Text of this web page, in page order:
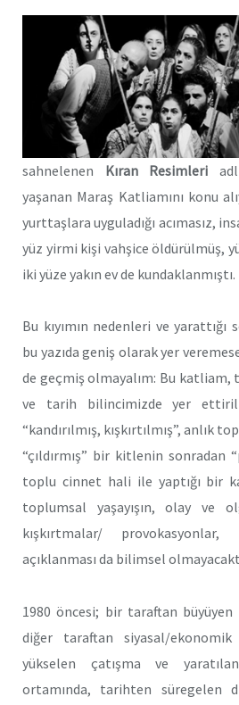
sahnelenen Kıran Resimleri
yaşanan Maraş Katliamını konu
yurttaşlara uyguladığı acımasız,
yüz yirmi kişi vahşice öldürülmüş,
iki yüze yakın ev de kundaklanmıştı.
Bu kıyımın nedenleri ve
bu yazıda geniş olarak yer
de geçmiş olmayalım: Bu katliam,
ve tarih bilincimizde yer
“kandırılmış, kışkırtılmış”, anlık
“çıldırmış” bir kitlenin sonradan
toplu cinnet hali ile yaptığı bir
toplumsal yaşayışın, olay ve
kışkırtmalar/
açıklanması da bilimsel
1980 öncesi; bir taraftan
diğer taraftan siyasal/ekonomik
yükselen çatışma ve
ortamında, tarihten süregelen